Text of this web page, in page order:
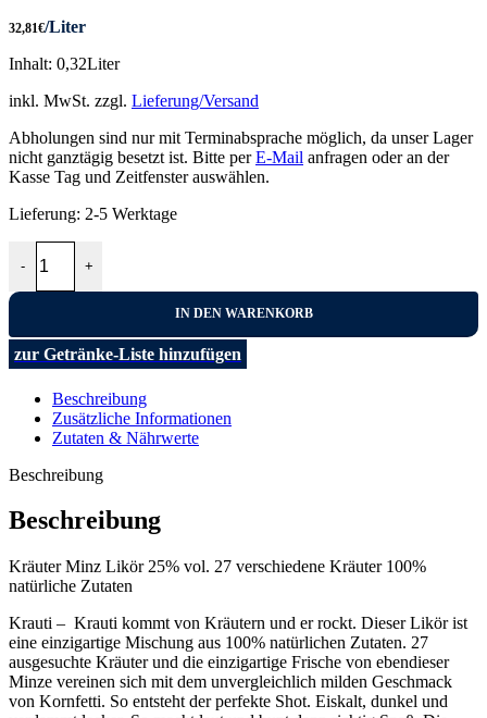
32,81€/Liter
Inhalt: 0,32Liter
inkl. MwSt. zzgl. Lieferung/Versand
Abholungen sind nur mit Terminabsprache möglich, da unser Lager
nicht ganztägig besetzt ist. Bitte perE-Mail anfragen oder an der
Kasse Tag und Zeitfenster auswählen.
Lieferung: 2-5 Werktage
- +
IN DEN WARENKORB
zur Getränke-Liste hinzufügen
Beschreibung
Zusätzliche Informationen
Zutaten & Nährwerte
Beschreibung
Beschreibung
Kräuter Minz Likör 25% vol. 27 verschiedene Kräuter 100%
natürliche Zutaten
Krauti – Krauti kommt von Kräutern und er rockt. Dieser Likör ist
eine einzigartige Mischung aus 100% natürlichen Zutaten. 27
ausgesuchte Kräuter und die einzigartige Frische von ebendieser
Minze vereinen sich mit dem unvergleichlich milden Geschmack
von Kornfetti. So entsteht der perfekte Shot. Eiskalt, dunkel und